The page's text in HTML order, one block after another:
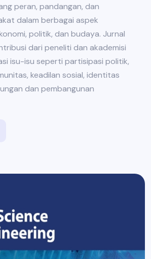
peran, pandangan, dan
dalam berbagai aspek
politik, dan budaya. Jurnal
dari peneliti dan akademisi
isu-isu seperti partisipasi politik,
keadilan sosial, identitas
dan pembangunan